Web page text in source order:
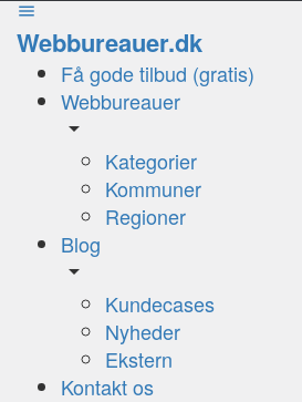
Webbureauer.dk
Få gode tilbud (gratis)
Webbureauer
Kategorier
Kommuner
Regioner
Blog
Kundecases
Nyheder
Ekstern
Kontakt os